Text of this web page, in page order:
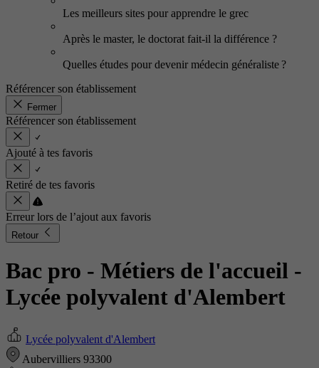
Les meilleurs sites pour apprendre le grec
Après le master, le doctorat fait-il la différence ?
Quelles études pour devenir médecin généraliste ?
Référencer son établissement
Fermer
Référencer son établissement
Ajouté à tes favoris
Retiré de tes favoris
Erreur lors de l’ajout aux favoris
Retour
Bac pro - Métiers de l'accueil -
Lycée polyvalent d'Alembert
Lycée polyvalent d'Alembert
Aubervilliers 93300